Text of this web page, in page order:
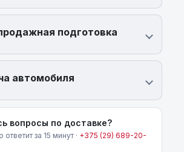
подготовка
автомобиля
вопросы по доставке?
за 15 минут · +375 (29) 689-20-